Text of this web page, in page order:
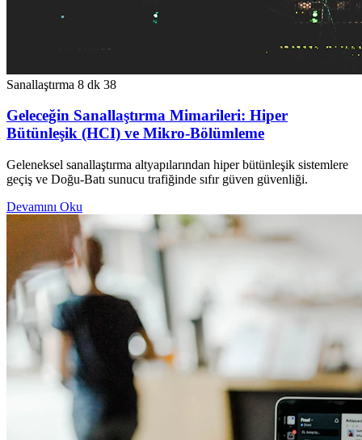
Sanallaştırma 8 dk 38
Geleceğin Sanallaştırma Mimarileri: Hiper
Bütünleşik (HCI) ve Mikro-Bölümleme
Geleneksel sanallaştırma altyapılarından hiper bütünleşik sistemlere
geçiş ve Doğu-Batı sunucu trafiğinde sıfır güven güvenliği.
Devamını Oku